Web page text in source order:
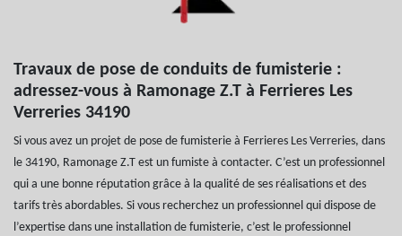
Travaux de pose de conduits de fumisterie :
adressez-vous à Ramonage Z.T à Ferrieres Les
Verreries 34190
Si vous avez un projet de pose de fumisterie à Ferrieres Les Verreries, dans
le 34190, Ramonage Z.T est un fumiste à contacter. C’est un professionnel
qui a une bonne réputation grâce à la qualité de ses réalisations et des
tarifs très abordables. Si vous recherchez un professionnel qui dispose de
l’expertise dans une installation de fumisterie, c’est le professionnel